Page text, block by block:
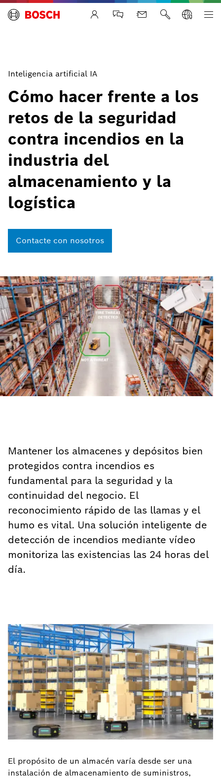
Life Safety Systems
Inteligencia artificial IA
Cómo hacer frente a los
retos de la seguridad
contra incendios en la
industria del
almacenamiento y la
logística
Contacte con nosotros
Mantener los almacenes y depósitos bien
protegidos contra incendios es
fundamental para la seguridad y la
continuidad del negocio. El
reconocimiento rápido de las llamas y el
humo es vital. Una solución inteligente de
detección de incendios mediante vídeo
monitoriza las existencias las 24 horas del
día.
El propósito de un almacén varía desde ser una
instalación de almacenamiento de suministros,